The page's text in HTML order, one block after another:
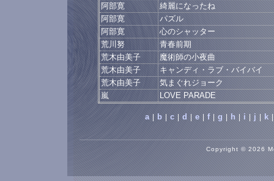
阿部寛
綺麗になったね
阿部寛
パズル
阿部寛
心のシャッター
荒川努
青春前期
荒木由美子
魔術師の小夜曲
荒木由美子
キャンディ・ラブ・バイバイ
荒木由美子
気まぐれジョーク
嵐
LOVE PARADE
a | b | c | d | e | f | g | h | i | j | k |
Copyright © 2026